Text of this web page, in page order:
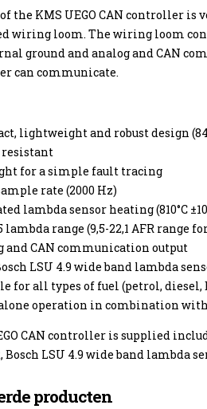
the KMS UEGO CAN controller
wiring loom. The wiring loom
ground and analog and CAN
can communicate.
lightweight and robust design
resistant
for a simple fault tracing
rate (2000 Hz)
lambda sensor heating (810°C
lambda range (9,5-22,1 AFR range
and CAN communication output
LSU 4.9 wide band lambda
for all types of fuel (petrol, diesel,
operation in combination
CAN controller is supplied
LSU 4.9 wide band lambda
producten